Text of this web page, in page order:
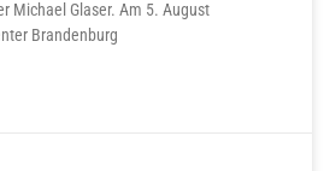
Michael Glaser. Am 5. August
Brandenburg